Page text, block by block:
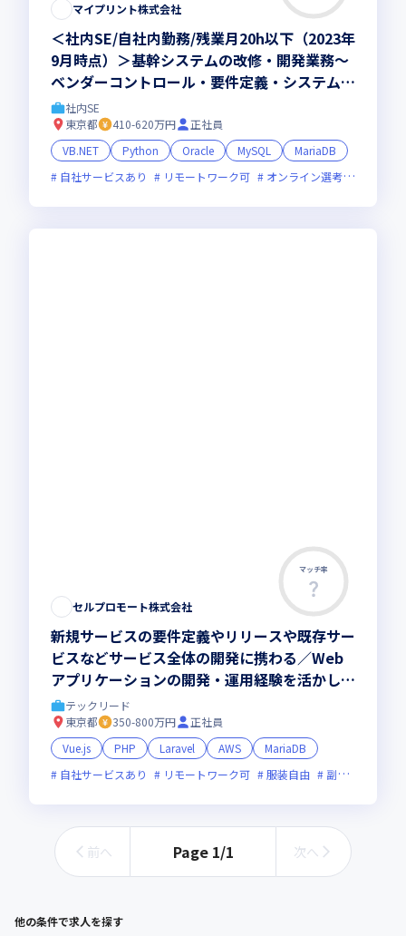
マイプリント株式会社
＜社内SE/自社内勤務/残業月20h以下（2023年
9月時点）＞基幹システムの改修・開発業務～
ベンダーコントロール・要件定義・システム企
画までお任せします
社内SE
東京都
410-620万円
正社員
VB.NET
Python Oracle MySQL
MariaDB
自社サービスあり
リモートワーク可 オンライン選考可
マッチ率
セルプロモート株式会社
新規サービスの要件定義やリリースや既存サー
ビスなどサービス全体の開発に携わる／Web
アプリケーションの開発・運用経験を活かして
新規サービス開発を加速していきませんか
テックリード
東京都
350-800万円
正社員
Vue.js
PHP Laravel AWS
MariaDB
自社サービスあり
リモートワーク可 服装自由 副業可
前へ Page 1/1 次へ
他の条件で求人を探す